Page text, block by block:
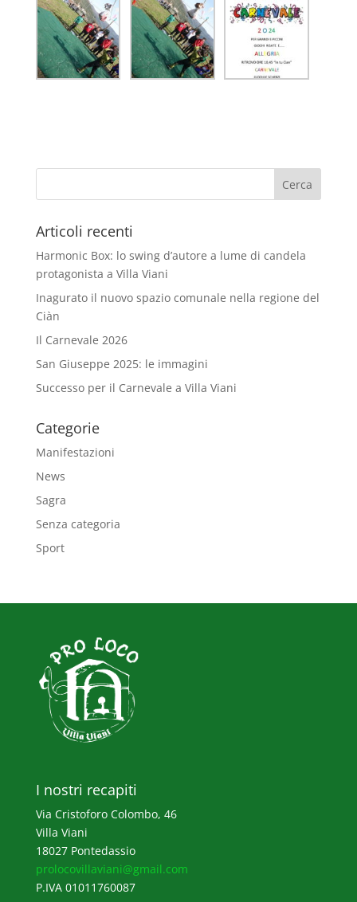
Articoli recenti
Harmonic Box: lo swing d’autore a lume di candela
protagonista a Villa Viani
Inagurato il nuovo spazio comunale nella regione del
Ciàn
Il Carnevale 2026
San Giuseppe 2025: le immagini
Successo per il Carnevale a Villa Viani
Categorie
Manifestazioni
News
Sagra
Senza categoria
Sport
I nostri recapiti
Via Cristoforo Colombo, 46
Villa Viani
18027 Pontedassio
prolocovillaviani@gmail.com
P.IVA 01011760087